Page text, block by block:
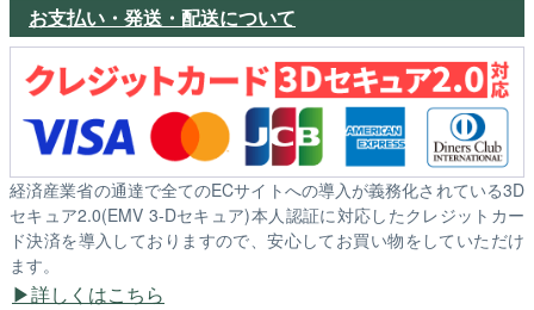
お支払い・発送・配送について
経済産業省の通達で全てのECサイトへの導入が義務化されている3D
セキュア2.0(EMV 3-Dセキュア)本人認証に対応したクレジットカー
ド決済を導入しておりますので、安心してお買い物をしていただけ
ます。
詳しくはこちら